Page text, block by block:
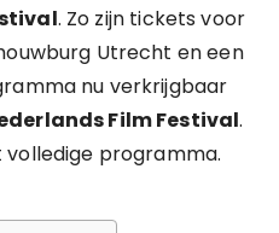
. Zo zijn tickets voor
Utrecht en een
nu verkrijgbaar
Film Festival.
volledige programma.